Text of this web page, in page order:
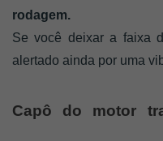
rodagem.
Se você deixar a faixa
alertado ainda por uma
Capô do motor